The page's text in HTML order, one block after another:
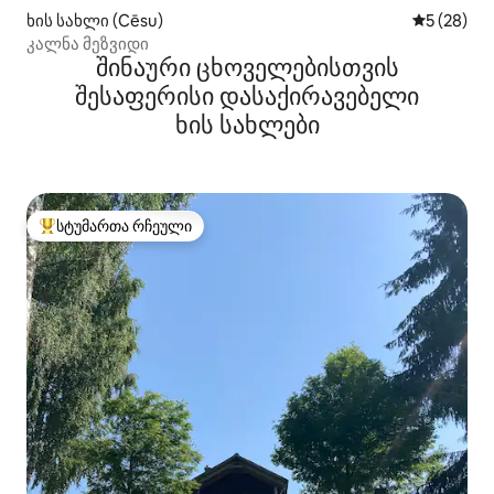
ხის სახლი (Cēsu) საშუალო
5 (28)
კალნა მეზვიდი
შინაური ცხოველებისთვის
შესაფერისი დასაქირავებელი
ხის სახლები
სტუმართა რჩეული მოწინავე ვარიანტი
სტუმართა რჩეული